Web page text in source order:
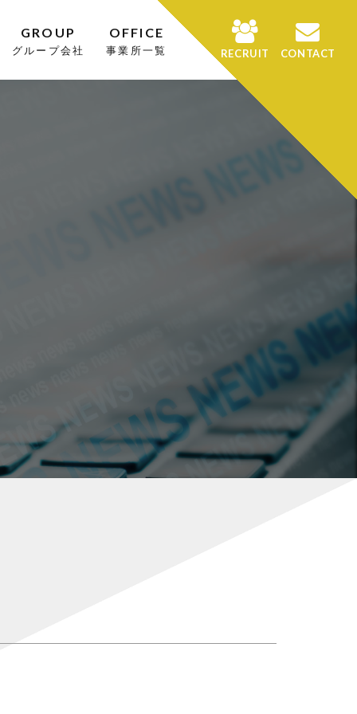
GROUP
グループ会社
OFFICE
事業所一覧 RECRUIT CONTACT